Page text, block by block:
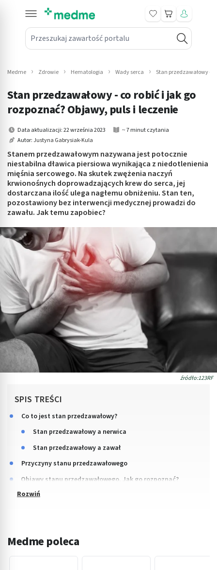
Przeszukaj zawartość portalu
Koszyk
submenu: Leki na receptę
submenu: Mama i dziecko
submenu: Kosmetyki
submenu: Higiena
submenu: Sprzęt medyczny
submenu: Intymne
submenu: Wellness
Medme Zdrowie Hematologia Wady serca Stan przedzawałowy –
Stan przedzawałowy - co robić i jak go
rozpoznać? Objawy, puls i leczenie
Data aktualizacji: 22 września 2023
~ 7 minut czytania
Autor:Justyna Gabrysiak-Kula
Stanem przedzawałowym nazywana jest potocznie
niestabilna dławica piersiowa wynikająca z niedotlenienia
mięśnia sercowego. Na skutek zwężenia naczyń
krwionośnych doprowadzających krew do serca, jej
dostarczana ilość ulega nagłemu obniżeniu. Stan ten,
pozostawiony bez interwencji medycznej prowadzi do
zawału. Jak temu zapobiec?
źródło:123RF
SPIS TREŚCI
Co to jest stan przedzawałowy?
Stan przedzawałowy a nerwica
Stan przedzawałowy a zawał
Przyczyny stanu przedzawałowego
Objawy stanu przedzawałowego. Jak go rozpoznać?
Medme poleca